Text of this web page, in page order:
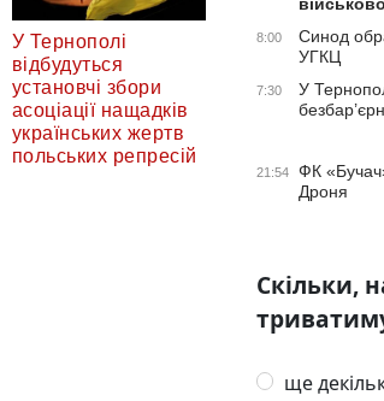
У Тернополі
відбудуться
установчі збори
асоціації нащадків
українських жертв
польських репресій
8:00
Синод
УГКЦ
7:30
У
21:54
ФК
Дроня
Скільки,
ще